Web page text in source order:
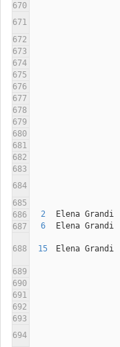
670
671
672
673
674
675
676
677
678
679
680
681
682
683
684
685
686
2 Elena Grandi
687
6 Elena Grandi
688 15 Elena Grandi
689
690
691
692
693
694